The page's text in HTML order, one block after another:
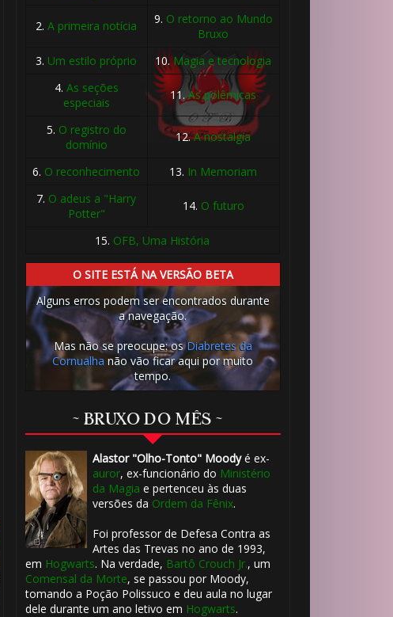
2.A primeira notícia 9. O retorno ao Mundo
Bruxo
3. Um estilo próprio 10.Magia e tecnologia
4. As seções
especiais
11.As polêmicas
5. O registro do
domínio
12.A nostalgia
6. O reconhecimento 13. In Memoriam
7. O adeus a "Harry
Potter"
14. O futuro
15. OFB, Uma História
O SITE ESTÁ NA VERSÃO BETA
Alguns erros podem ser encontrados durante
a navegação.
Mas não se preocupe: osDiabretes da
Cornualha não vão ficar aqui por muito
tempo.
~ BRUXO DO MÊS ~
Alastor "Olho-Tonto" Moodyé ex-
auror, ex-funcionário do Ministério
da Magia e pertenceu às duas
versões da Ordem da Fênix.
Foi professor de Defesa Contra as
Artes das Trevas no ano de 1993,
em Hogwarts. Na verdade, Bartô Crouch Jr., um
Comensal da Morte, se passou por Moody,
tomando a Poção Polissuco e deu aula no lugar
dele durante um ano letivo em Hogwarts.
⚡